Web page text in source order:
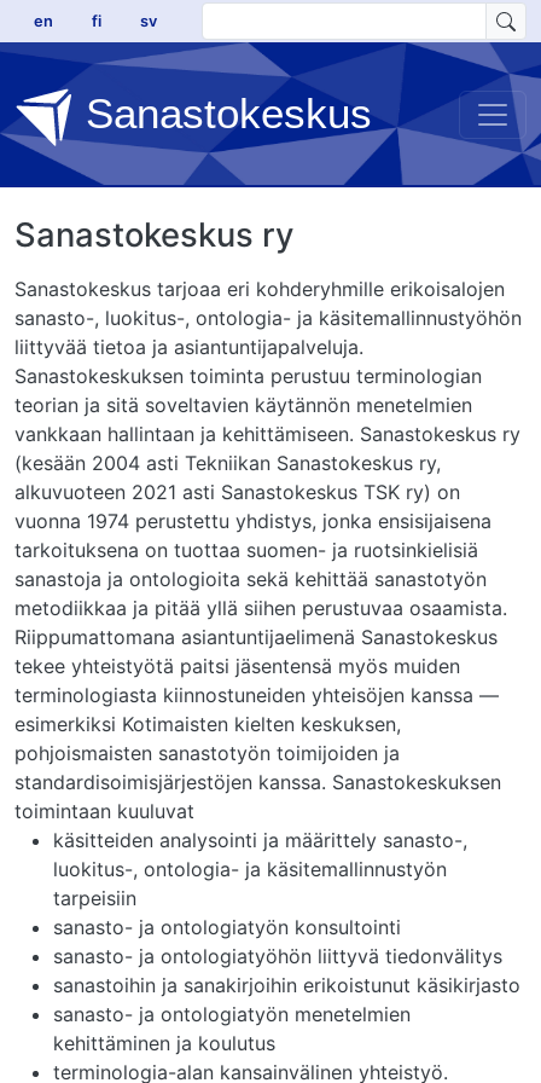
Hyppää pääsisältöön
en fi sv
Sanastokeskus
Sanastokeskus ry
Sanastokeskus tarjoaa eri kohderyhmille erikoisalojen
sanasto-, luokitus-, ontologia- ja käsitemallinnustyöhön
liittyvää tietoa ja asiantuntijapalveluja.
Sanastokeskuksen toiminta perustuu terminologian
teorian ja sitä soveltavien käytännön menetelmien
vankkaan hallintaan ja kehittämiseen. Sanastokeskus ry
(kesään 2004 asti Tekniikan Sanastokeskus ry,
alkuvuoteen 2021 asti Sanastokeskus TSK ry) on
vuonna 1974 perustettu yhdistys, jonka ensisijaisena
tarkoituksena on tuottaa suomen- ja ruotsinkielisiä
sanastoja ja ontologioita sekä kehittää sanastotyön
metodiikkaa ja pitää yllä siihen perustuvaa osaamista.
Riippumattomana asiantuntijaelimenä Sanastokeskus
tekee yhteistyötä paitsi jäsentensä myös muiden
terminologiasta kiinnostuneiden yhteisöjen kanssa —
esimerkiksi Kotimaisten kielten keskuksen,
pohjoismaisten sanastotyön toimijoiden ja
standardisoimisjärjestöjen kanssa. Sanastokeskuksen
toimintaan kuuluvat
käsitteiden analysointi ja määrittely sanasto-,
luokitus-, ontologia- ja käsitemallinnustyön
tarpeisiin
sanasto- ja ontologiatyön konsultointi
sanasto- ja ontologiatyöhön liittyvä tiedonvälitys
sanastoihin ja sanakirjoihin erikoistunut käsikirjasto
sanasto- ja ontologiatyön menetelmien
kehittäminen ja koulutus
terminologia-alan kansainvälinen yhteistyö.